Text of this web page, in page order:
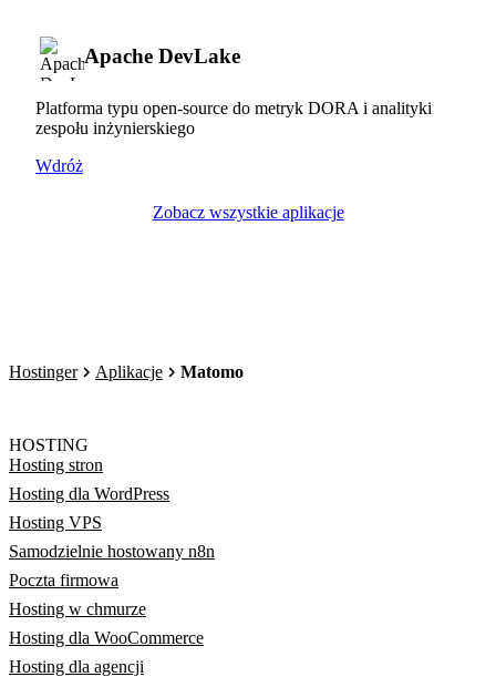
Apache DevLake
Platforma typu open-source do metryk DORA i analityki
zespołu inżynierskiego
Wdróż
Zobacz wszystkie aplikacje
Hostinger Aplikacje Matomo
HOSTING
Hosting stron
Hosting dla WordPress
Hosting VPS
Samodzielnie hostowany n8n
Poczta firmowa
Hosting w chmurze
Hosting dla WooCommerce
Hosting dla agencji